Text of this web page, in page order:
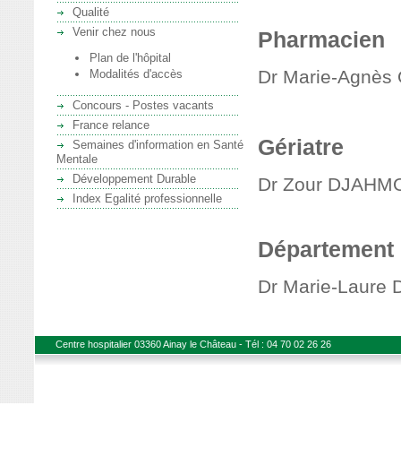
Qualité
Venir chez nous
Plan de l'hôpital
Modalités d'accès
Concours - Postes vacants
France relance
Semaines d'information en Santé
Mentale
Développement Durable
Index Egalité professionnelle
Pharmacien
Dr Marie-Agnès
Gériatre
Dr Zour
Dr Marie-Laure
Centre hospitalier 03360 Ainay le Château - Tél : 04 70 02 26 26